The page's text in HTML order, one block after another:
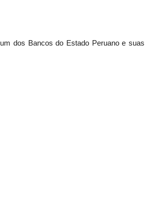
dos Bancos do Estado Peruano e suas